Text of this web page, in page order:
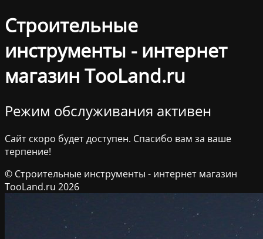
Строительные
инструменты - интернет
магазин TooLand.ru
Режим обслуживания активен
Сайт скоро будет доступен. Спасибо вам за ваше
терпение!
© Строительные инструменты - интернет магазин
TooLand.ru 2026